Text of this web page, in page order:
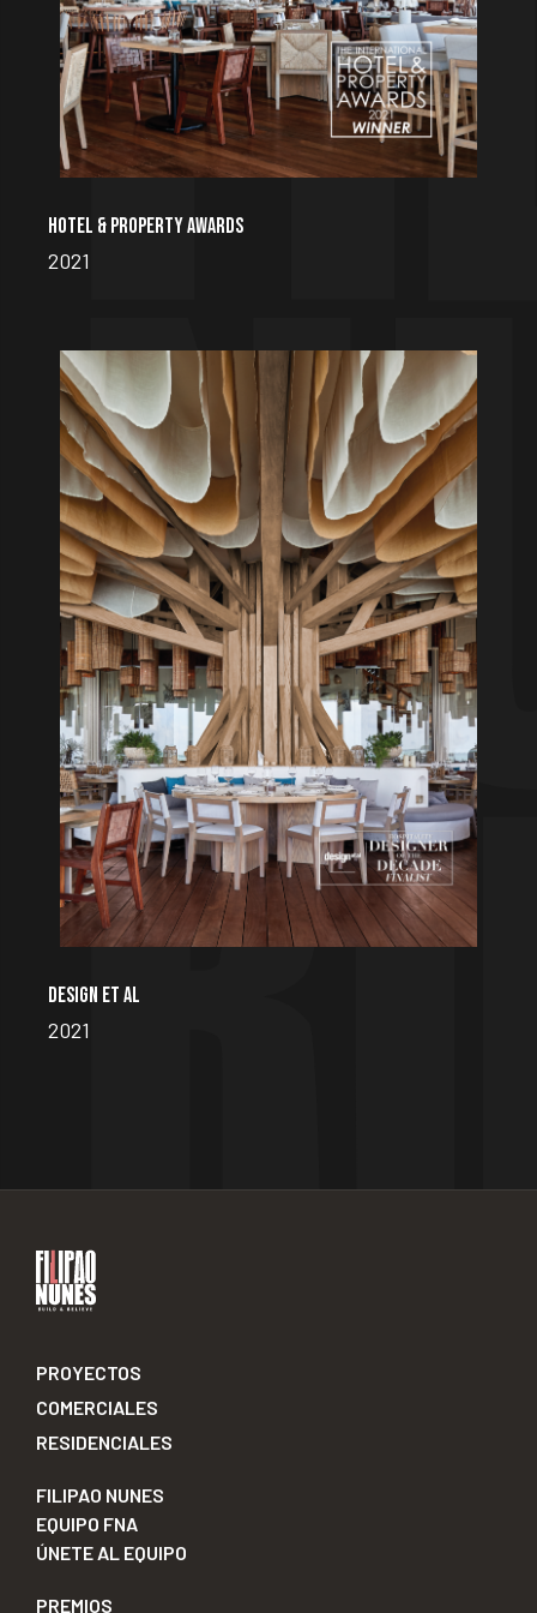
HOTEL & PROPERTY AWARDS
2021
DESIGN ET AL
2021
PROYECTOS
COMERCIALES
RESIDENCIALES
FILIPAO NUNES
EQUIPO FNA
ÚNETE AL EQUIPO
PREMIOS